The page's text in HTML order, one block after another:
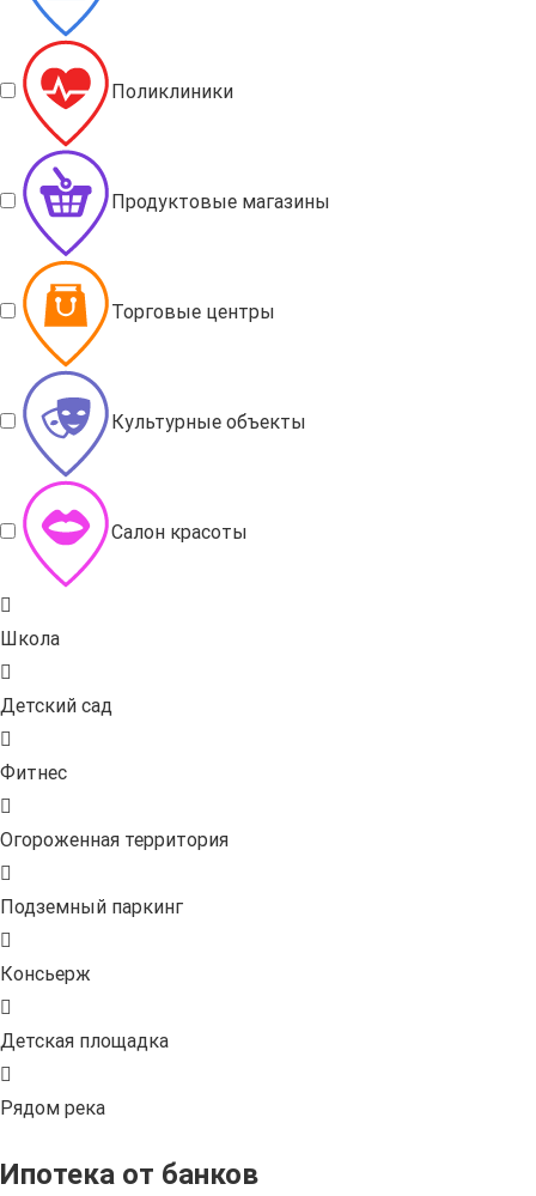
Поликлиники
Продуктовые магазины
Торговые центры
Культурные объекты
Салон красоты
Школа
Детский сад
Фитнес
Огороженная территория
Подземный паркинг
Консьерж
Детская площадка
Рядом река
Ипотека от банков